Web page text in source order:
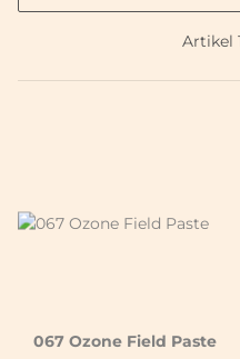
Artikel
067 Ozone Field Paste